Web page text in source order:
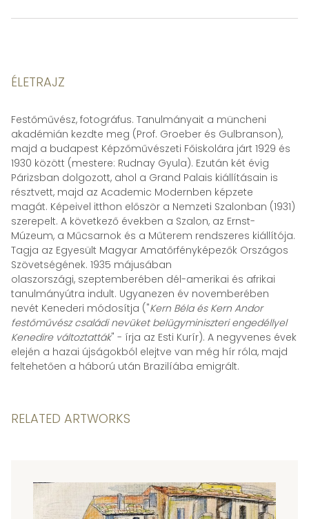
ÉLETRAJZ
Festőművész, fotográfus. Tanulmányait a müncheni
akadémián kezdte meg (Prof. Groeber és Gulbranson),
majd a budapest Képzőművészeti Főiskolára járt 1929 és
1930 között (mestere: Rudnay Gyula). Ezután két évig
Párizsban dolgozott, ahol a Grand Palais kiállításain is
résztvett, majd az Academic Modernben képzete
magát. Képeivel itthon először a Nemzeti Szalonban (1931)
szerepelt. A következő években a Szalon, az Ernst-
Múzeum, a Műcsarnok és a Műterem rendszeres kiállítója.
Tagja az Egyesült Magyar Amatőrfényképezők Országos
Szövetségének. 1935 májusában
olaszországi, szeptemberében dél-amerikai és afrikai
tanulmányútra indult. Ugyanezen év novemberében
nevét Kenederi módosítja ("Kern Béla és Kern Andor
festőművész családi nevüket belügyminiszteri engedéllyel
Kenedire változtatták" - írja az Esti Kurír). A negyvenes évek
elején a hazai újságokból elejtve van még hír róla, majd
feltehetően a háború után Brazilíába emigrált.
RELATED ARTWORKS